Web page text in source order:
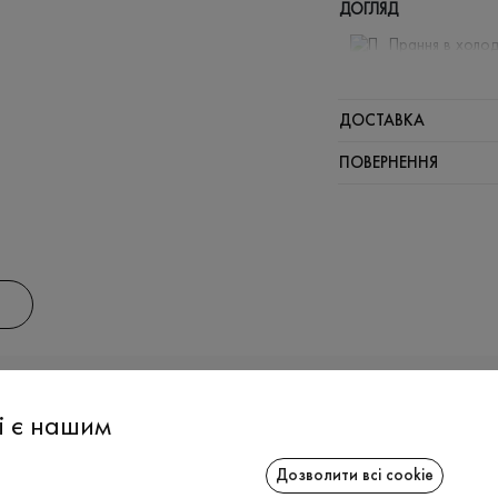
ДОГЛЯД
Прання в
Щадний
ДОСТАВКА
ПОВЕРНЕННЯ
є нашим
Дозволити всі cookie